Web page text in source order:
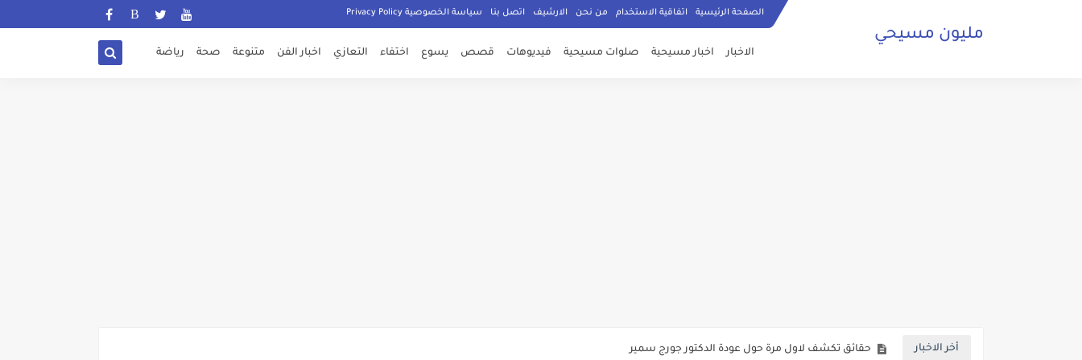
الصفحة الرئيسية اتفاقية الاستخدام من نحن الارشيف اتصل بنا سياسة الخصوصية Privacy Policy
مليون مسيحي
الاخبار اخبار مسيحية صلوات مسيحية فيديوهات قصص يسوع اختفاء التعازي اخبار الفن متنوعة صحة رياضة
أخر الاخبار صلاة مسيحية رائعة من اجل السلام الامان في العالم اجمع